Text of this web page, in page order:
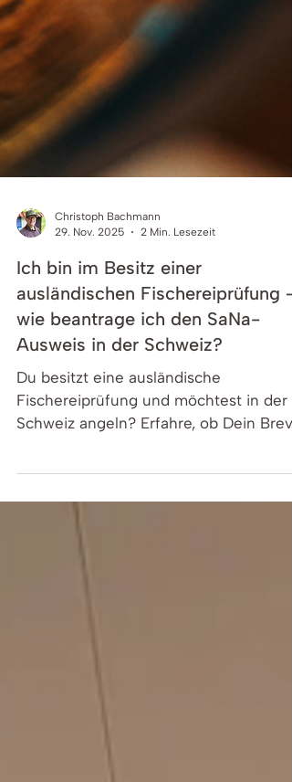
Christoph Bachmann
29. Nov. 2025
2 Min. Lesezeit
Ich bin im Besitz einer
ausländischen Fischereiprüfung –
wie beantrage ich den SaNa-
Ausweis in der Schweiz?
Du besitzt eine ausländische
Schweiz angeln? Erfahre, ob Dein
anerkannt wird und wie Du einfach den